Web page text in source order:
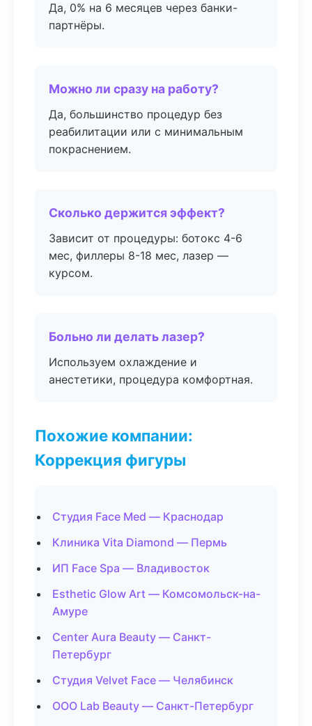
Да, 0% на 6 месяцев через банки-
партнёры.
Можно ли сразу на работу?
Да, большинство процедур без
реабилитации или с минимальным
покраснением.
Сколько держится эффект?
Зависит от процедуры: ботокс 4-6
мес, филлеры 8-18 мес, лазер —
курсом.
Больно ли делать лазер?
Используем охлаждение и
анестетики, процедура комфортная.
Похожие компании:
Коррекция фигуры
Студия Face Med — Краснодар
Клиника Vita Diamond — Пермь
ИП Face Spa — Владивосток
Esthetic Glow Art — Комсомольск-на-
Амуре
Center Aura Beauty — Санкт-
Петербург
Студия Velvet Face — Челябинск
ООО Lab Beauty — Санкт-Петербург